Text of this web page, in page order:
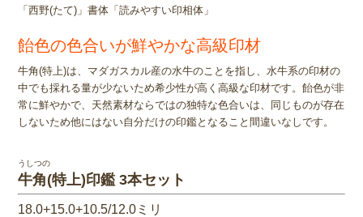
「西野(たて)」書体「読みやすい印相体」
飴色の色合いが鮮やかな高級印材
牛角(特上)は、マダガスカル産の水牛のことを指し、水牛系の印材の
中でも採れる量が少ないため希少性が高く高級な印材です。飴色が非
常に鮮やかで、天然素材ならではの独特な色合いは、同じものが存在
しないため他にはない自分だけの印鑑となること間違いなしです。
うしつの
牛角(特上)印鑑 3本セット
18.0+15.0+10.5/12.0ミリ